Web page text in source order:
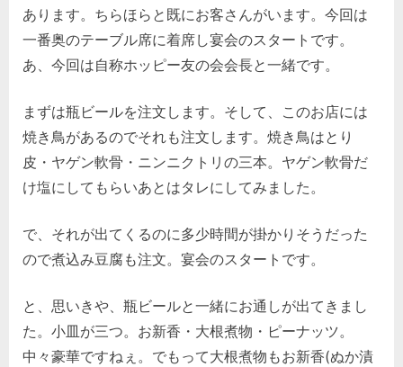
あります。ちらほらと既にお客さんがいます。今回は
一番奥のテーブル席に着席し宴会のスタートです。
あ、今回は自称ホッピー友の会会長と一緒です。
まずは瓶ビールを注文します。そして、このお店には
焼き鳥があるのでそれも注文します。焼き鳥はとり
皮・ヤゲン軟骨・ニンニクトリの三本。ヤゲン軟骨だ
け塩にしてもらいあとはタレにしてみました。
で、それが出てくるのに多少時間が掛かりそうだった
ので煮込み豆腐も注文。宴会のスタートです。
と、思いきや、瓶ビールと一緒にお通しが出てきまし
た。小皿が三つ。お新香・大根煮物・ピーナッツ。
中々豪華ですねぇ。でもって大根煮物もお新香(ぬか漬